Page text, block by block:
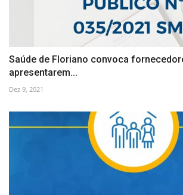
Saúde de Floriano convoca
apresentarem...
Dez 9, 2021